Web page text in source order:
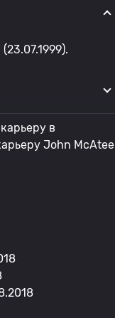
в
John McAtee